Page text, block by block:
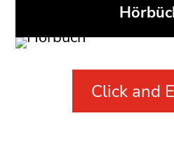
Click and